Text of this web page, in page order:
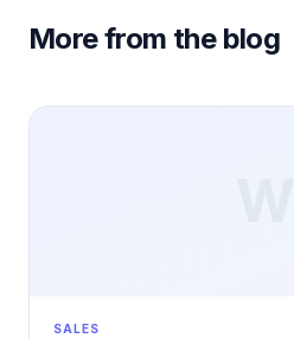
More from the blog
SALES